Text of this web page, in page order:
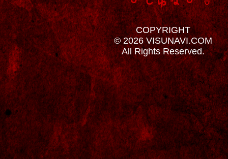
COPYRIGHT
© 2026 VISUNAVI.COM
All Rights Reserved.